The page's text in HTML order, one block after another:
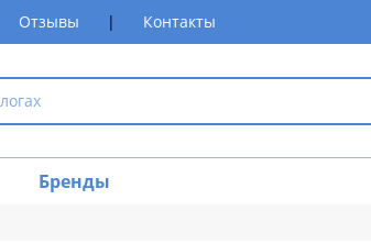
Отзывы | Контакты
Бренды